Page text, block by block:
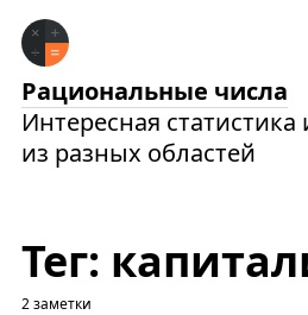
Рациональные числа
Интересная
из разных областей
Тег:
2 заметки